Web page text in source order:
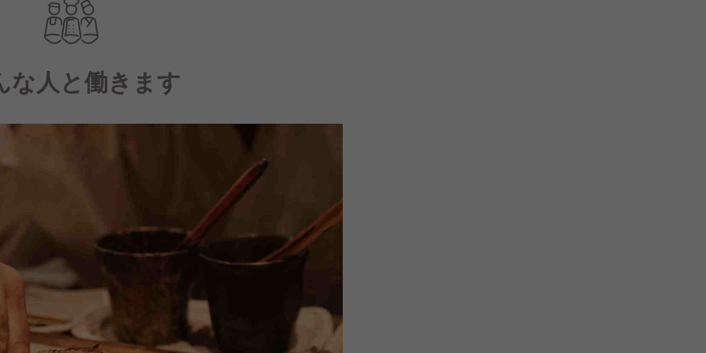
な人と働きます